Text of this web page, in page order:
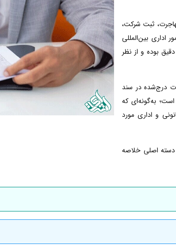
ثبت شرکت،
اداری بین‌المللی
بوده و از نظر
درج‌شده در سند
به‌گونه‌ای که
و اداری مورد
دسته اصلی خلاصه